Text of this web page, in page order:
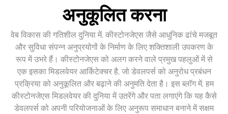
अनुकूलित करना
वेब विकास की गतिशील दुनिया में, कीस्टोनजेएस जैसे आधुनिक ढांचे मजबूत
और सुविधा संपन्न अनुप्रयोगों के निर्माण के लिए शक्तिशाली उपकरण के
रूप में उभरे हैं। कीस्टोनजेएस को अलग करने वाले प्रमुख पहलुओं में से
एक इसका मिडलवेयर आर्किटेक्चर है, जो डेवलपर्स को अनुरोध प्रबंधन
प्रक्रिया को अनुकूलित और बढ़ाने की अनुमति देता है। इस ब्लॉग में, हम
कीस्टोनजेएस मिडलवेयर की दुनिया में उतरेंगे और पता लगाएंगे कि यह कैसे
डेवलपर्स को अपनी परियोजनाओं के लिए अनुरूप समाधान बनाने में सक्षम